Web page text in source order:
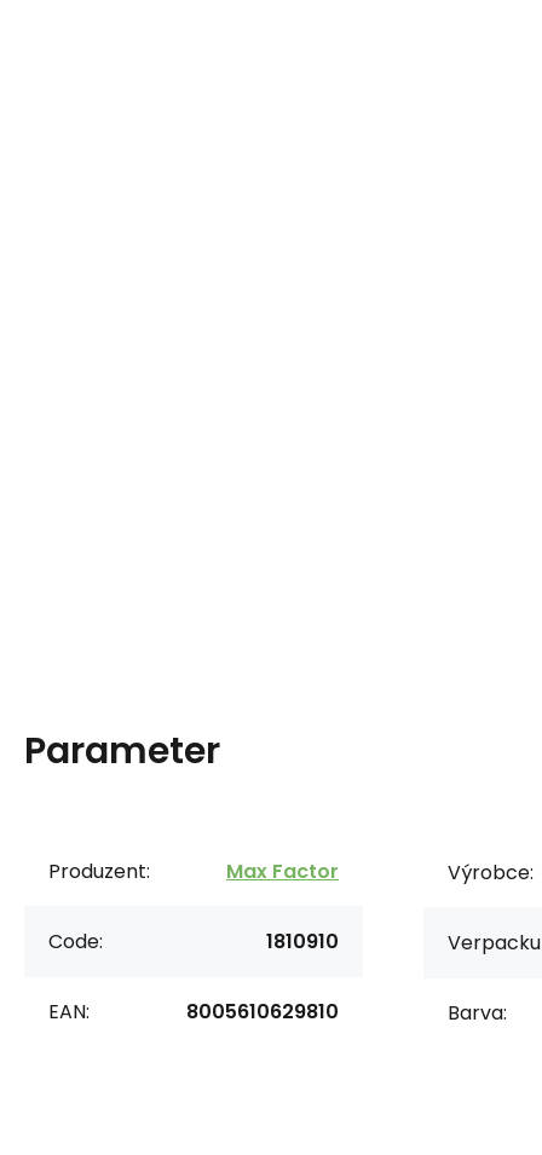
Parameter
Produzent: Max Factor
Code: 1810910
EAN: 8005610629810
Výrobce:
Barva: